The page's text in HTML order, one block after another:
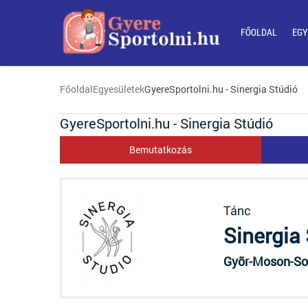
FŐOLDAL
FőoldalEgyesületekGyereSportolni.hu - Sinergia Stúdió
GyereSportolni.hu - Sinergia Stúdió
Bemutatkozás
Tánc
Sinergia
Gyõr-Moson-